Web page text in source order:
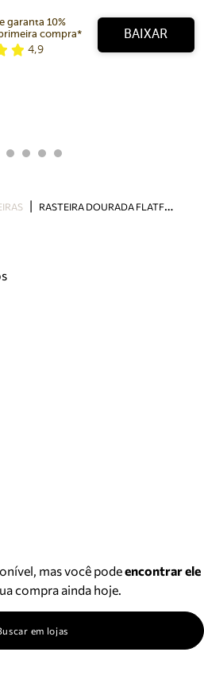
devoluções e mais.
e solicite devoluções.
garanta 10%
compra*
4,9
BAIXAR
R
ASTEIRA DOURADA FLATFORM
mas você podeencontrar ele
compra ainda hoje.
em lojas